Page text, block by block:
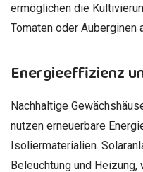
ermöglichen die
Tomaten oder Auberginen
Energieeffizienz
Nachhaltige
nutzen erneuerbare
Isoliermaterialien.
Beleuchtung und Heizung,